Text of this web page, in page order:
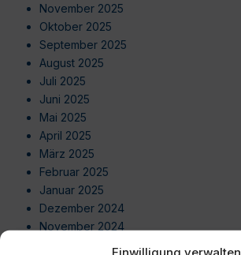
November 2025
Oktober 2025
September 2025
August 2025
Juli 2025
Juni 2025
Mai 2025
April 2025
März 2025
Februar 2025
Januar 2025
Dezember 2024
November 2024